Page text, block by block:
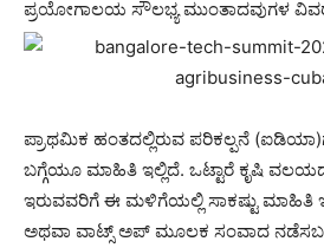
ಪ್ರಯೋಗಾಲಯ ಸೌಲಭ್ಯ ಮುಂತಾದವುಗಳ
ಪ್ರಾಥಮಿಕ ಹಂತದಲ್ಲಿರುವ ಪರಿಕಲ್ಪನೆ
ಬಗ್ಗೆಯೂ ಮಾಹಿತಿ ಇಲ್ಲಿದೆ. ಒಟ್ಟಾರೆ ಕೃಷಿ
ಇರುವವರಿಗೆ ಈ ಮಳಿಗೆಯಲ್ಲಿ ಸಾಕಷ್ಟು ಮಾಹಿತಿ
ಅಥವಾ ವಾಟ್ಸ್ ಅಪ್ ಮೂಲಕ ಸಂವಾದ